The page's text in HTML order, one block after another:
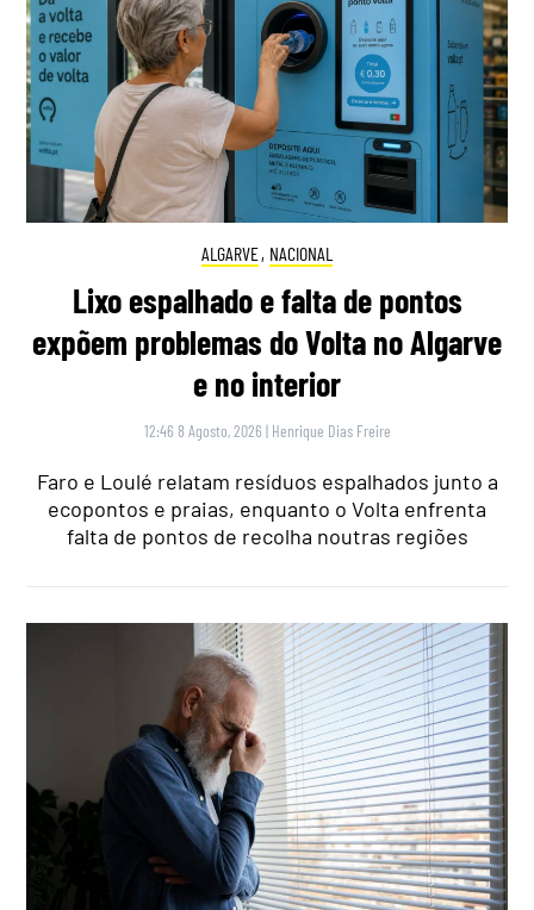
ALGARVE, NACIONAL
Lixo espalhado e falta de pontos
expõem problemas do Volta no Algarve
e no interior
12:46 8 Agosto, 2026 | Henrique Dias Freire
Faro e Loulé relatam resíduos espalhados junto a
ecopontos e praias, enquanto o Volta enfrenta
falta de pontos de recolha noutras regiões